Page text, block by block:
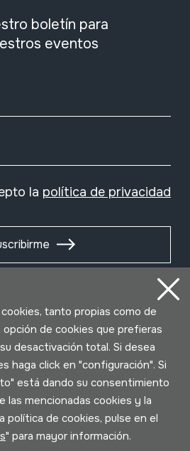
boletín para
eventos
la política de privacidad
Política de cookies
tanto propias como de
opción de cookies que prefieras
desactivación total. Si desea
haga click en "configuración". Si
está dando su consentimiento
las mencionadas cookies y la
política de cookies, pulse en el
" para mayor información.